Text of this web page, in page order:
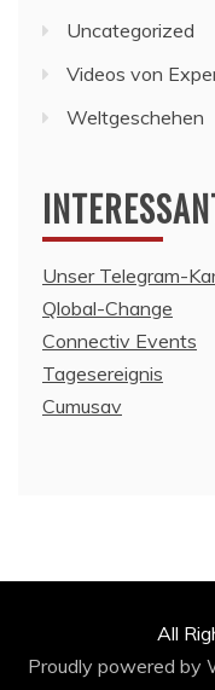
Uncategorized
Videos von
Weltgeschehen
Unser Telegram-
Qlobal-Change
Connectiv Events
Tagesereignis
Cumusav
All
Proudly powered by